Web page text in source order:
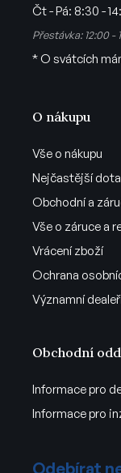
O nákupu
Vše o nákupu
Nejčastější
Obchodní a
Vše o záruce a
Vrácení zboží
Ochrana
Významní
Čt - Pá: 8:30 -
Přestávka: 12:00 -
* O svátcích
Obchodní
Informace pro
Informace pro
Odebírat